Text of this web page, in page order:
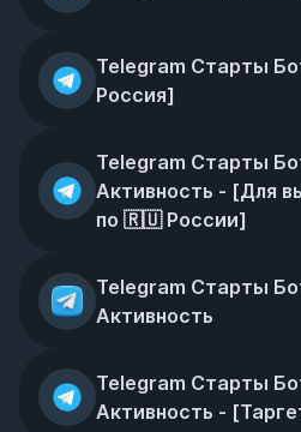
Telegram Старты
Россия]
Telegram Старты
Активность - [Для
по 🇷🇺 России]
Telegram Старты
Активность
Telegram Старты
Активность -